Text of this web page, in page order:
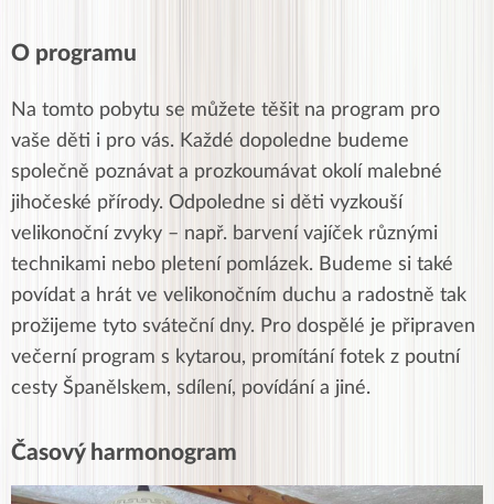
O programu
Na tomto pobytu se můžete těšit na program pro
vaše děti i pro vás. Každé dopoledne budeme
společně poznávat a prozkoumávat okolí malebné
jihočeské přírody. Odpoledne si děti vyzkouší
velikonoční zvyky – např. barvení vajíček různými
technikami nebo pletení pomlázek. Budeme si také
povídat a hrát ve velikonočním duchu a radostně tak
prožijeme tyto sváteční dny. Pro dospělé je připraven
večerní program s kytarou, promítání fotek z poutní
cesty Španělskem, sdílení, povídání a jiné.
Časový harmonogram